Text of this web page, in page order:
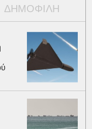
ΔΗΜΟΦΙΛΗ